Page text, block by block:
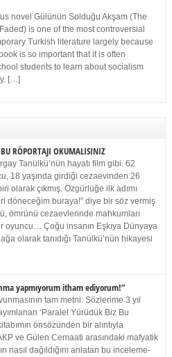
novel Gülünün Solduğu Akşam (The
is one of the most controversial
Turkish literature largely because
is so important that it is often
students to learn about socialism
[…]
RÖPORTAJI OKUMALISINIZ
Tanülkü’nün hayatı film gibi. 62
18 yaşında girdiği cezaevinden 26
olarak çıkmış. Özgürlüğe ilk adımı
döneceğim buraya!” diye bir söz vermiş
ömrünü cezaevlerinde mahkumları
oyuncu… Çoğu insanın Eşkıya Dünyaya
olarak tanıdığı Tanülkü’nün hikayesi
yapmıyorum itham ediyorum!”
tam metni: Sözlerime 3 yıl
‘Paralel Yürüdük Biz Bu
önsözünden bir alıntıyla
ve Gülen Cemaati arasındaki mafyatik
nasıl dağıldığını anlatan bu inceleme-